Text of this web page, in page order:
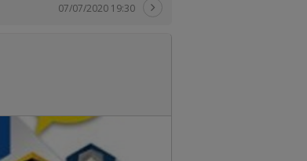
07/07/2020 19:30